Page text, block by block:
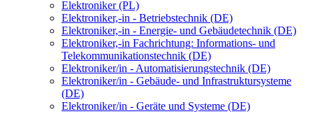
Elektroniker (PL)
Elektroniker,-in - Betriebstechnik (DE)
Elektroniker,-in - Energie- und Gebäudetechnik (DE)
Elektroniker,-in Fachrichtung: Informations- und
Telekommunikationstechnik (DE)
Elektroniker/in - Automatisierungstechnik (DE)
Elektroniker/in - Gebäude- und Infrastruktursysteme
(DE)
Elektroniker/in - Geräte und Systeme (DE)